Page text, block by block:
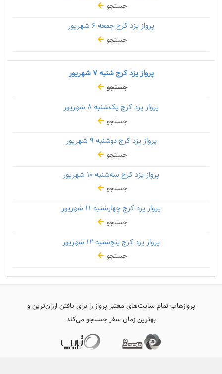
جستجو
پرواز یزد کرج جمعه
جستجو
پرواز یزد کرج شنبه۷ شهریور
جستجو
پرواز یزد کرج یک‌شنبه
جستجو
پرواز یزد کرج دوشنبه
جستجو
پرواز یزد کرج سه‌شنبه
جستجو
پرواز یزد کرج چهارشنبه
جستجو
پرواز یزد کرج پنج‌شنبه
جستجو
پروازهاب تمام سایت‌های معتبر پرواز را برای یافتن ارزان‌ترین و
بهترین زمان سفر جستجو می‌کند